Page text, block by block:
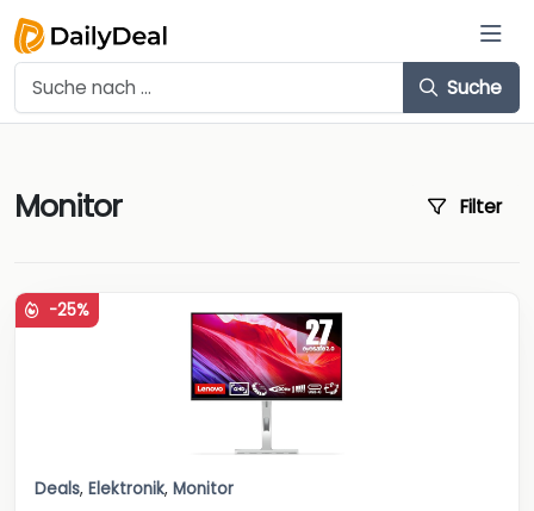
Suche
Monitor Filter
-25%
Deals, Elektronik, Monitor